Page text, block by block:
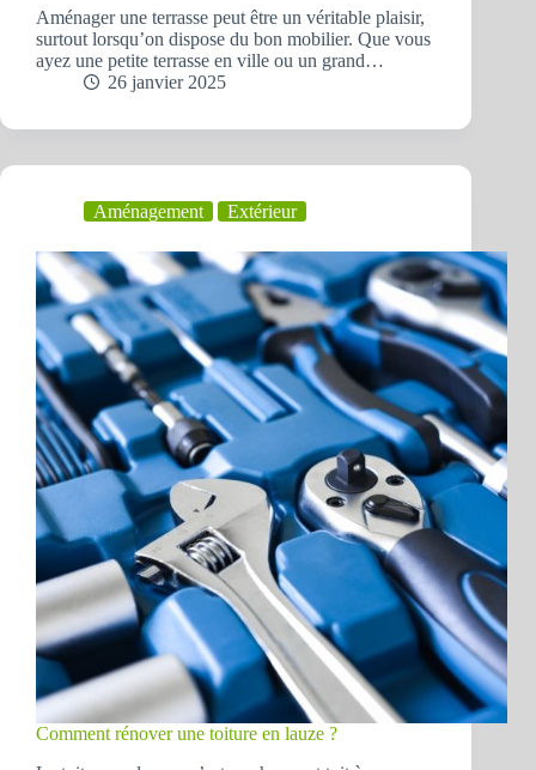
Aménager une terrasse peut être un véritable plaisir,
surtout lorsqu’on dispose du bon mobilier. Que vous
ayez une petite terrasse en ville ou un grand…
26 janvier 2025
Aménagement Extérieur
Comment rénover une toiture en lauze ?